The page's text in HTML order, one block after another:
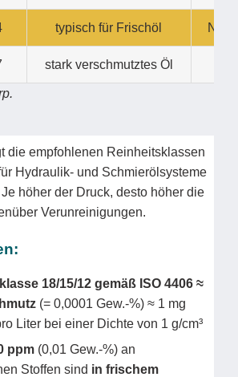
typisch für Frischöl
stark verschmutztes Öl
die empfohlenen Reinheitsklassen
Hydraulik- und Schmierölsysteme
höher der Druck, desto höher die
Verunreinigungen.
18/15/12 gemäß ISO 4406 ≈
(= 0,0001 Gew.-%) ≈ 1 mg
Liter bei einer Dichte von 1 g/cm³
ppm (0,01 Gew.-%) an
Stoffen sind in frischem